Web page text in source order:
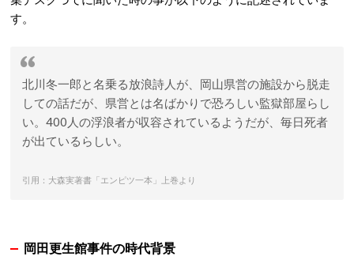
す。
北川冬一郎と名乗る放浪詩人が、岡山県営の施設から脱走
しての話だが、県営とは名ばかりで恐ろしい監獄部屋らし
い。400人の浮浪者が収容されているようだが、毎日死者
が出ているらしい。
引用：大森実著書「エンピツ一本」上巻より
岡田更生館事件の時代背景